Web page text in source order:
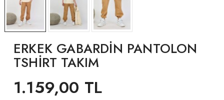
ERKEK GABARDİN PANTOLON
TSHİRT TAKIM
1.159,00 TL